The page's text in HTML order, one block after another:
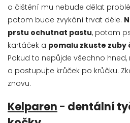
a čištění mu nebude dělat
potom bude zvykání trvat déle.
prstu ochutnat pastu, potom
kartáček a pomalu zkuste zuby
Pokud to nepůjde všechno
a postupujte krůček po krůčku.
znovu.
Kelparen - dentální